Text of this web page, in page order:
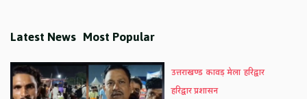
Latest News Most Popular
उत्तराखण्ड कावड़ मेला हरिद्वार
हरिद्वार प्रशासन